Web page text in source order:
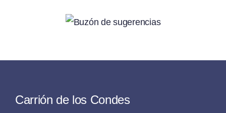
Carrión de los Condes